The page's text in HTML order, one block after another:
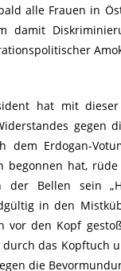
alle Frauen in
damit
hat mit
gegen
dem Erdogan-
begonnen hat, rüde
der Bellen sein
in den
vor den Kopf
das Kopftuch
die